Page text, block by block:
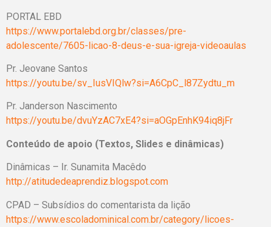
PORTAL EBD
https://www.portalebd.org.br/classes/pre-
adolescente/7605-licao-8-deus-e-sua-igreja-videoaulas
Pr. Jeovane Santos
https://youtu.be/sv_IusVIQlw?si=A6CpC_l87Zydtu_m
Pr. Janderson Nascimento
https://youtu.be/dvuYzAC7xE4?si=aOGpEnhK94iq8jFr
Conteúdo de apoio (Textos, Slides e dinâmicas)
Dinâmicas – Ir. Sunamita Macêdo
http://atitudedeaprendiz.blogspot.com
CPAD – Subsídios do comentarista da lição
https://www.escoladominical.com.br/category/licoes-